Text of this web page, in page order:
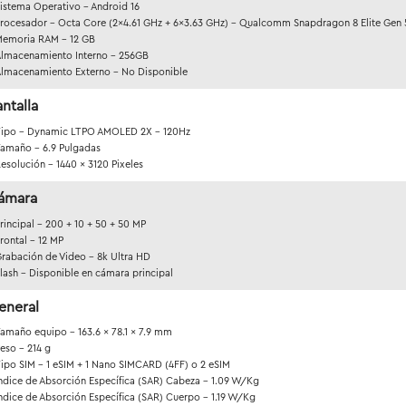
Operativo - Android 16
- Octa Core (2x4.61 GHz + 6x3.63 GHz) - Qualcomm Snapdragon 8 Elite Gen
RAM - 12 GB
Interno - 256GB
Externo - No Disponible
- Dynamic LTPO AMOLED 2X - 120Hz
- 6.9 Pulgadas
- 1440 x 3120 Pixeles
- 200 + 10 + 50 + 50 MP
- 12 MP
de Video - 8k Ultra HD
- Disponible en cámara principal
equipo - 163.6 x 78.1 x 7.9 mm
- 214 g
SIM - 1 eSIM + 1 Nano SIMCARD (4FF) o 2 eSIM
de Absorción Específica (SAR) Cabeza - 1.09 W/Kg
de Absorción Específica (SAR) Cuerpo - 1.19 W/Kg